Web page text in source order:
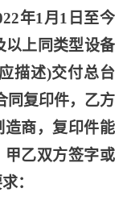
年1月1日至今
以上同类型设备
描述)交付总台
同复印件，乙方
造商，复印件能
乙双方签字或
：